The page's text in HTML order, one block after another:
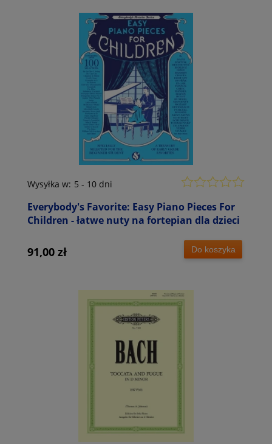
Everybody's Favorite: Easy Piano Pieces For
Children - łatwe nuty na fortepian dla dzieci
Wysyłka w: 5 - 10 dni
91,00 zł Do koszyka